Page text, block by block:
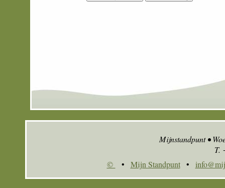
Mijnstandpunt •
T.
©
• Mijn Standpunt •